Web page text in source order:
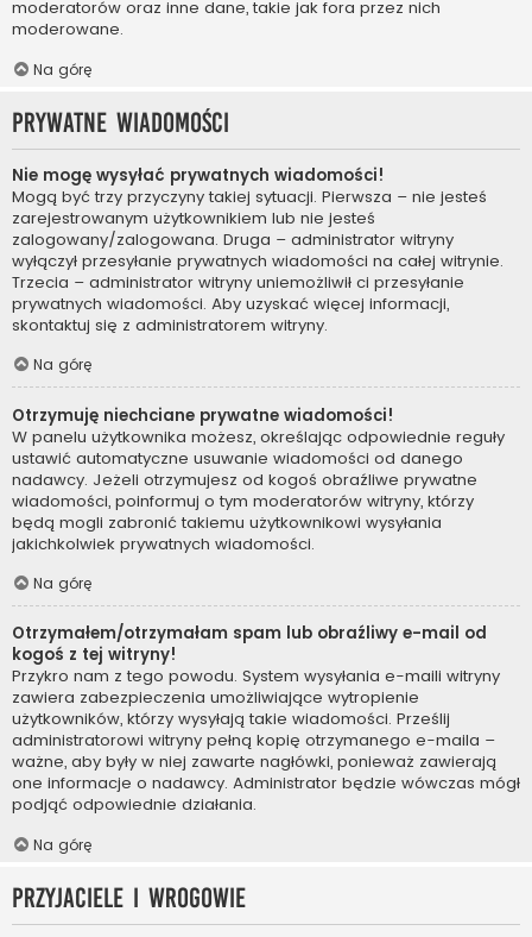
moderatorów oraz inne dane, takie jak fora przez nich
moderowane.
Na górę
Prywatne wiadomości
Nie mogę wysyłać prywatnych wiadomości!
Mogą być trzy przyczyny takiej sytuacji. Pierwsza – nie jesteś
zarejestrowanym użytkownikiem lub nie jesteś
zalogowany/zalogowana. Druga – administrator witryny
wyłączył przesyłanie prywatnych wiadomości na całej witrynie.
Trzecia – administrator witryny uniemożliwił ci przesyłanie
prywatnych wiadomości. Aby uzyskać więcej informacji,
skontaktuj się z administratorem witryny.
Na górę
Otrzymuję niechciane prywatne wiadomości!
W panelu użytkownika możesz, określając odpowiednie reguły
ustawić automatyczne usuwanie wiadomości od danego
nadawcy. Jeżeli otrzymujesz od kogoś obraźliwe prywatne
wiadomości, poinformuj o tym moderatorów witryny, którzy
będą mogli zabronić takiemu użytkownikowi wysyłania
jakichkolwiek prywatnych wiadomości.
Na górę
Otrzymałem/otrzymałam spam lub obraźliwy e-mail od
kogoś z tej witryny!
Przykro nam z tego powodu. System wysyłania e-maili witryny
zawiera zabezpieczenia umożliwiające wytropienie
użytkowników, którzy wysyłają takie wiadomości. Prześlij
administratorowi witryny pełną kopię otrzymanego e-maila –
ważne, aby były w niej zawarte nagłówki, ponieważ zawierają
one informacje o nadawcy. Administrator będzie wówczas mógł
podjąć odpowiednie działania.
Na górę
Przyjaciele i wrogowie